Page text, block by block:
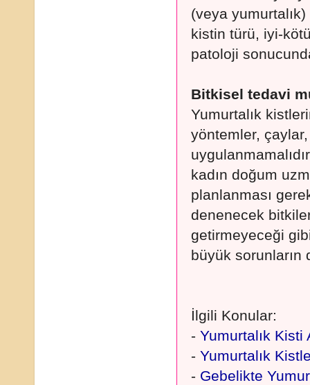
(veya
kistin türü, iyi-
patoloji
Bitkisel tedavi
Yumurtalık
yöntemler,
kadın doğum
planlanması
denenecek
getirmeyeceği
büyük sorunların
İlgili Konular:
- Yumurtalık Kisti
- Yumurtalık
- Gebelikte